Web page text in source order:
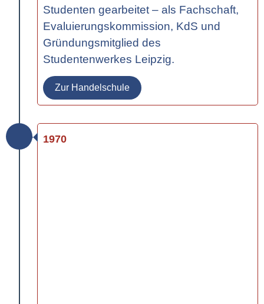
Studenten gearbeitet – als Fachschaft,
Evaluierungskommission, KdS und
Gründungsmitglied des
Studentenwerkes Leipzig.
Zur Handelschule
1970